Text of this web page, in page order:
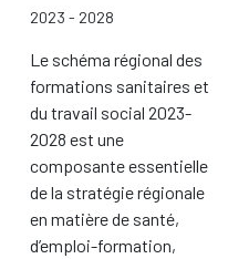
2023 - 2028
Le schéma régional des
formations sanitaires et
du travail social 2023-
2028 est une
composante essentielle
de la stratégie régionale
en matière de santé,
d’emploi-formation,